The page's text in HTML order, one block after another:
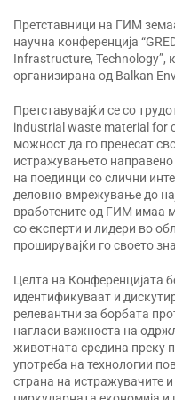
Претставници на ГИМ
научна конференција
Infrastructure, Technology”,
организирана од Balkan
Претставувајќи се со
industrial waste material for
можност да го пренесат
истражувањето направено
на поединци со слични
деловно вмрежување до
вработените од ГИМ имаа
со експерти и лидери во
проширувајќи го своето
Целта на Конференцијата
идентификуваат и
релевантни за борбата
нагласи важноста на
животната средина преку
употреба на технологии
страна на истражувачите